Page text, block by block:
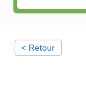
< Retour